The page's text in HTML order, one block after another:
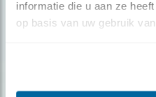
informatie die u aan ze
op basis van uw gebruik